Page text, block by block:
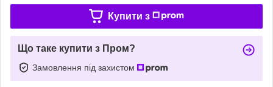
Купити з
Що таке купити з Пром?
Замовлення під захистом